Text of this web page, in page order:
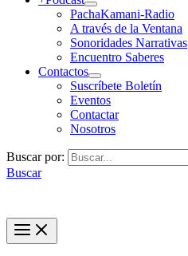
PachaKamani-Radio
A través de la Ventana
Sonoridades Narrativas
Encuentro Saberes
Contactos
Suscríbete Boletín
Eventos
Contactar
Nosotros
Buscar por:
Buscar